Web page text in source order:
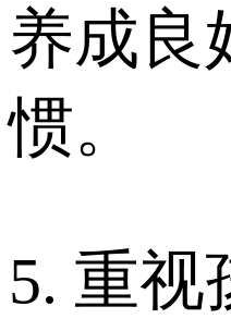
养成良
惯。
5. 重视